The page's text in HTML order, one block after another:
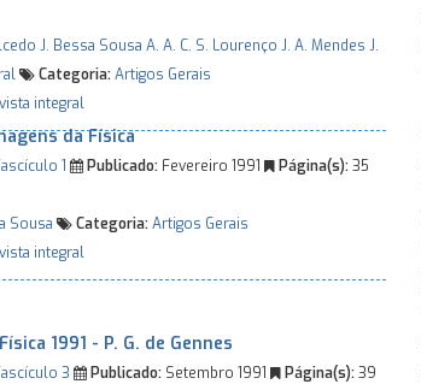
J. Bessa Sousa A. A. C. S. Lourenço J. A. Mendes J.
Categoria:Artigos Gerais
integral
da Física
1 Publicado: Fevereiro 1991 Página(s):35
Sousa Categoria:Artigos Gerais
integral
1991 - P. G. de Gennes
3 Publicado: Setembro 1991 Página(s):39